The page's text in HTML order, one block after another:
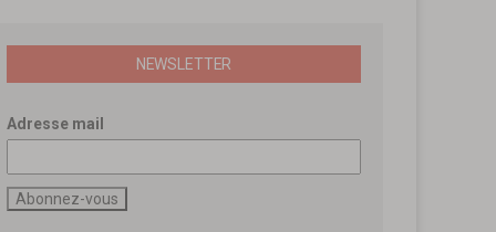
révolutionnaires
NEWSLETTER
Adresse mail